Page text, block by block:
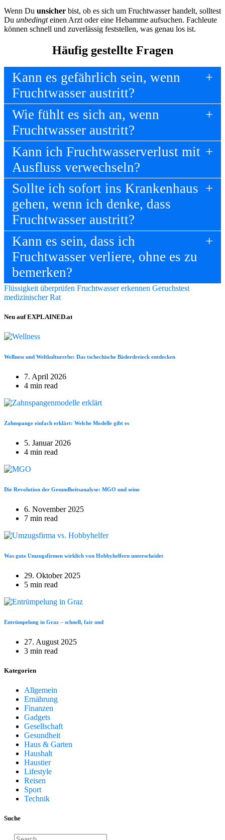
Wenn Du unsicher bist, ob es sich um Fruchtwasser handelt, solltest
Du unbedingteinen Arzt oder eine Hebamme aufsuchen. Fachleute
können schnell und zuverlässig feststellen, was genau los ist.
Häufig gestellte Fragen
Kann es gefährlich sein, wenn
Fruchtwasser austritt?
Wie fühlt es sich an, wenn
Fruchtwasser austritt?
Kann ich Fruchtwasserverlust mit
Ausfluss verwechseln?
Sollte ich sofort ins Krankenhaus
gehen, wenn ich denke, dass
Fruchtwasser austritt?
Kann es sein, dass ich
Fruchtwasser verliere, ohne es zu
bemerken?
Flüssigkeit überprüfen Fruchtwasser erkennen Geruchstest
medizinischer Rat
Neu auf EXPLAINED.at
Wellness und Weltkulturerbe: Das tschechische Bäderdreieck entdecken
7. April 2026
4 min read
Zahnspange einfach erklärt: Welche Modelle gibt es
5. Januar 2026
4 min read
Die Revolution der Gesundheitsanalyse: MGO und seine
6. November 2025
7 min read
Was gute Umzugsfirmen wirklich von Hobbyhelfern unterscheidet
29. Oktober 2025
5 min read
Entrümpelung in Graz – schnell, fair und
27. August 2025
3 min read
Kategorien
Allgemein
Ernährung
Finanzen
Gadgets
Gesellschaft
Gesundheit
Haus & Garten
Haushalt
Haustier
Lifestyle
Reisen
Sport
Technik
Suche